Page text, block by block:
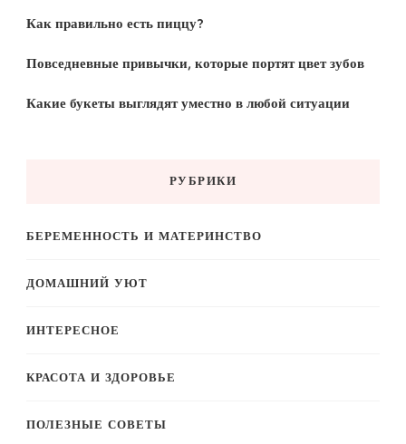
Как правильно есть пиццу?
Повседневные привычки, которые портят цвет зубов
Какие букеты выглядят уместно в любой ситуации
РУБРИКИ
БЕРЕМЕННОСТЬ И МАТЕРИНСТВО
ДОМАШНИЙ УЮТ
ИНТЕРЕСНОЕ
КРАСОТА И ЗДОРОВЬЕ
ПОЛЕЗНЫЕ СОВЕТЫ